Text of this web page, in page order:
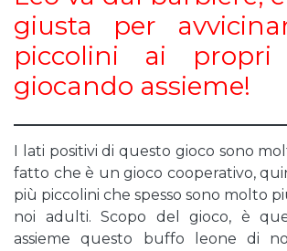
giusta per
piccolini ai propri
giocando assieme!
I lati positivi di questo gioco sono
fatto che è un gioco cooperativo,
più piccolini che spesso sono molto
noi adulti. Scopo del gioco, è
assieme questo buffo leone di